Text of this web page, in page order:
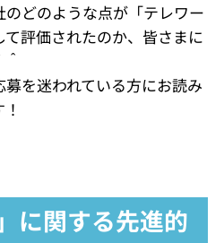
どのような点が「テレワー
評価されたのか、皆さまに
募を迷われている方にお読み
に関する先進的